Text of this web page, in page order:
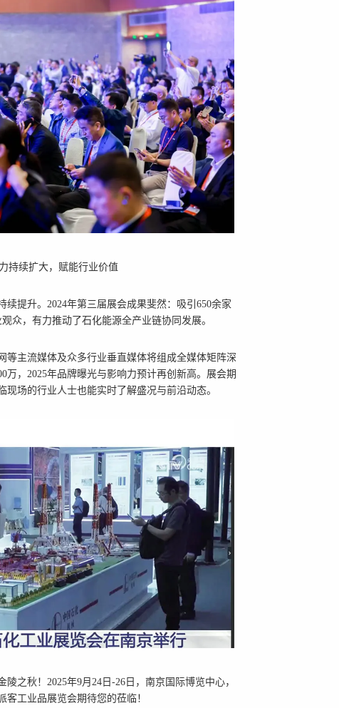
持续扩大，赋能行业价值
续提升。2024年第三届展会成果斐然：吸引650余家
众，有力推动了石化能源全产业链协同发展。
等主流媒体及众多行业垂直媒体将组成全媒体矩阵深
万，2025年品牌曝光与影响力预计再创新高。展会期
场的行业人士也能实时了解盛况与前沿动态。
之秋！2025年9月24日-26日，南京国际博览中心，
客工业品展览会期待您的莅临！